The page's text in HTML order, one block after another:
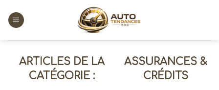
content
ASSURANCES &
CRÉDITS